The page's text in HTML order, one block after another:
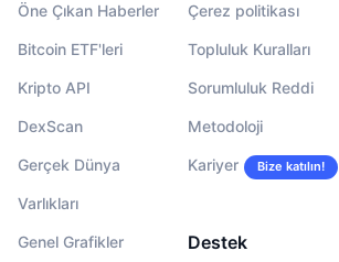
Öne Çıkan Haberler
Bitcoin ETF'leri
Kripto API
DexScan
Gerçek Dünya
Varlıkları
Genel Grafikler
Çerez politikası
Topluluk Kuralları
Sorumluluk Reddi
Metodoloji
Kariyer Bize katılın!
Destek